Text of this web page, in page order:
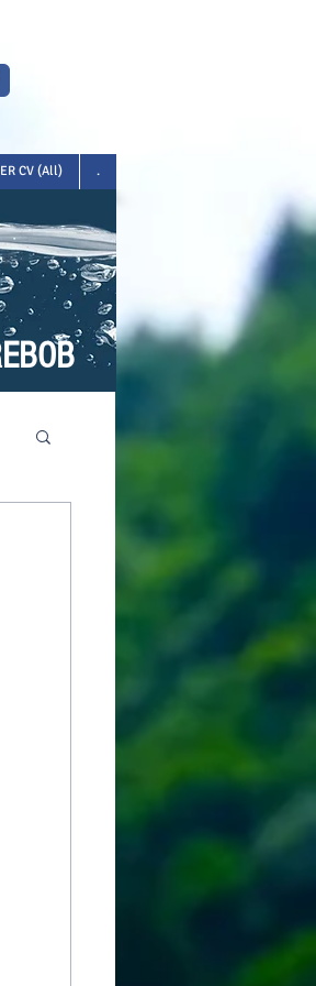
CV (All) .